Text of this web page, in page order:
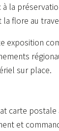
la
la flore au
exposition
sur place.
carte
et